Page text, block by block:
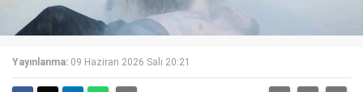
Yayınlanma: 09 Haziran 2026 Salı 20:21